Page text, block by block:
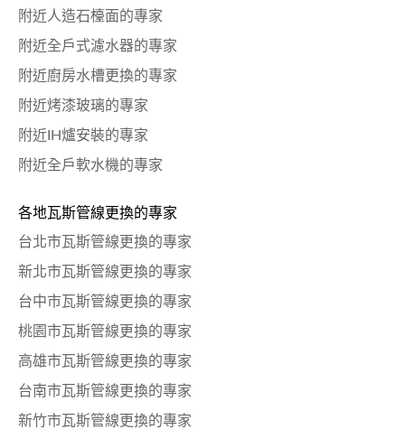
附近人造石檯面的專家
附近全戶式濾水器的專家
附近廚房水槽更換的專家
附近烤漆玻璃的專家
附近IH爐安裝的專家
附近全戶軟水機的專家
各地瓦斯管線更換的專家
台北市瓦斯管線更換的專家
新北市瓦斯管線更換的專家
台中市瓦斯管線更換的專家
桃園市瓦斯管線更換的專家
高雄市瓦斯管線更換的專家
台南市瓦斯管線更換的專家
新竹市瓦斯管線更換的專家